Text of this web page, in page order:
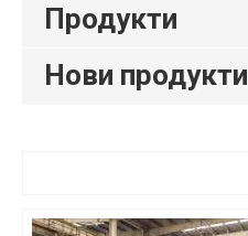
Продукти
Нови продукти